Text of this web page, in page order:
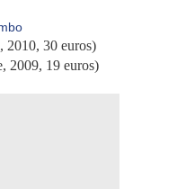
2010, 30 euros)
2009, 19 euros)